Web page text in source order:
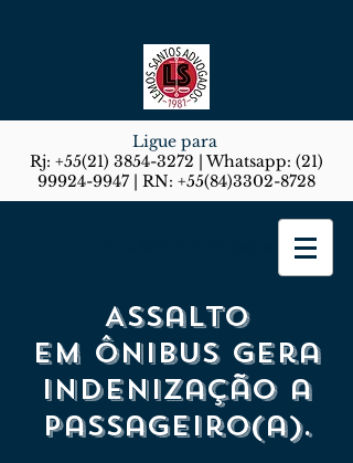
Ligue para
Rj: +55(21) 3854-3272 | Whatsapp: (21)
99924-9947 | RN: +55(84)3302-8728
Assalto
em ônibus gera
indenização a
passageiro(a).